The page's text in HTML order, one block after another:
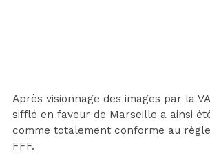
Après visionnage des images par la
sifflé en faveur de Marseille a ainsi
comme totalement conforme au
FFF.